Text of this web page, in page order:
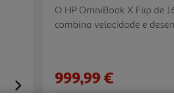
Next
O HP OmniBook X Flip de
combina velocidade e
elegante chassis de metal
teclas grandes para uma
999,99 €
,